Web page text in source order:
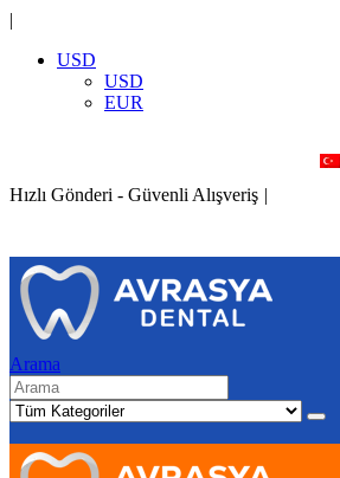
|
USD
USD
EUR
Hızlı Gönderi - Güvenli Alışveriş |
Arama